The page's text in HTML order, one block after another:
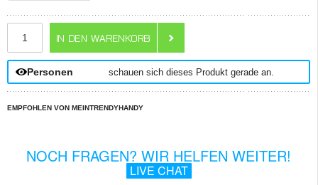
Personen schauen sich dieses Produkt gerade an.
EMPFOHLEN VON MEINTRENDYHANDY
NOCH FRAGEN? WIR HELFEN WEITER!
LIVE CHAT